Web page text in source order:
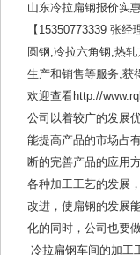
山东冷拉扁钢报价实
【15350773339 张
圆钢,冷拉六角钢,热
生产和销售等服务,获
欢迎查看http://
公司以着较广的发展
能提高产品的市场占
断的完善产品的应用
各种加工工艺的发展
改进，使扁钢的发展
化的同时，公司也要
冷拉扁钢车间的加工